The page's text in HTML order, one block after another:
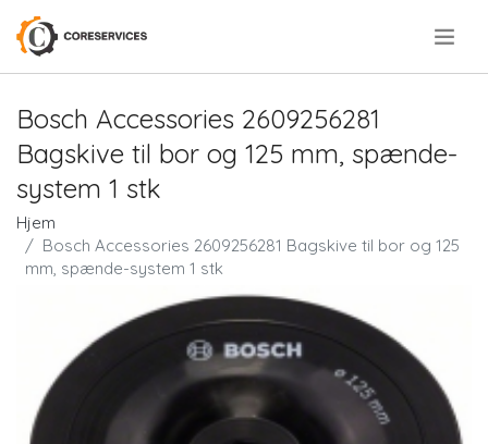
Bosch Accessories 2609256281
Bagskive til bor og 125 mm, spænde-
system 1 stk
Hjem
Bosch Accessories 2609256281 Bagskive til bor og 125
mm, spænde-system 1 stk